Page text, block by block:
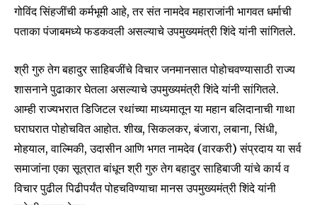
Join our community of
SUBSCRIBERS and be part of the
conversation.
To subscribe, simply enter your email address on our website
or click the subscribe button below. Don't worry, we respect
your privacy and won't spam your inbox. Your information is
safe with us.
गोविंद सिंहजींची कर्मभूमी आहे, तर संत नामदेव महाराजांनी भागवत धर्माची
पताका पंजाबमध्ये फडकवली असल्याचे उपमुख्यमंत्री शिंदे यांनी सांगितले.
श्री गुरु तेग बहादुर साहिबजींचे विचार जनमानसात पोहोचवण्यासाठी राज्य
शासनाने पुढाकार घेतला असल्याचे उपमुख्यमंत्री शिंदे यांनी सांगितले.
आम्ही राज्यभरात डिजिटल रथांच्या माध्यमातून या महान बलिदानाची गाथा
घराघरात पोहोचवित आहोत. शीख, सिकलकर, बंजारा, लबाना, सिंधी,
मोहयाल, वाल्मिकी, उदासीन आणि भगत नामदेव (वारकरी) संप्रदाय या सर्व
समाजांना एका सूत्रात बांधून श्री गुरु तेग बहादुर साहिबाजी यांचे कार्य व
विचार पुढील पिढीपर्यंत पोहचविण्याचा मानस उपमुख्यमंत्री शिंदे यांनी